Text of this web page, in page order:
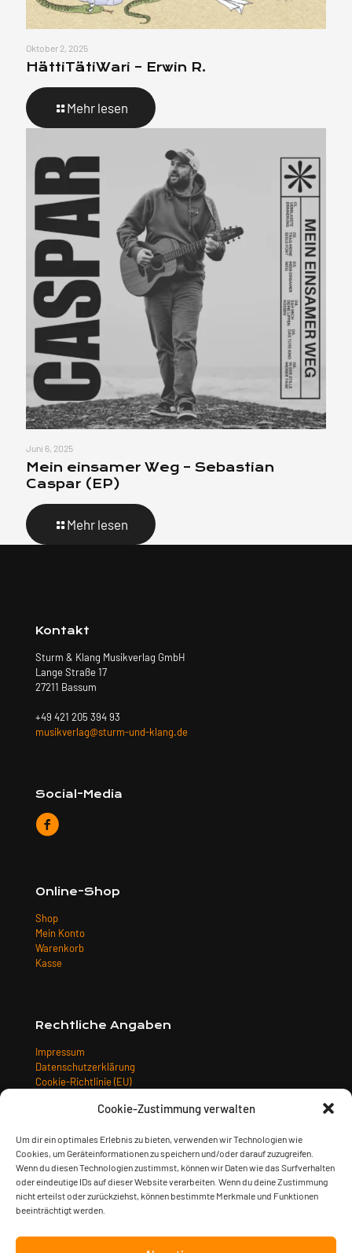
Cookie-Zustimmung verwalten
Um dir ein optimales Erlebnis zu bieten, verwenden wir Technologien wie
Cookies, um Geräteinformationen zu speichern und/oder darauf zuzugreifen.
Wenn du diesen Technologien zustimmst, können wir Daten wie das Surfverhalten
oder eindeutige IDs auf dieser Website verarbeiten. Wenn du deine Zustimmung
nicht erteilst oder zurückziehst, können bestimmte Merkmale und Funktionen
beeinträchtigt werden.
Oktober 2, 2025
HättiTätiWari – Erwin R.
Mehr lesen
Juni 6, 2025
Mein einsamer Weg – Sebastian
Caspar (EP)
Mehr lesen
Kontakt
Sturm & Klang Musikverlag GmbH
Lange Straße 17
27211 Bassum
+49 421 205 394 93
musikverlag@sturm-und-klang.de
Social-Media
Online-Shop
Shop
Mein Konto
Warenkorb
Kasse
Rechtliche Angaben
Impressum
Datenschutzerklärung
Cookie-Richtlinie (EU)
Widerrufsbelehrung
Zahlungsarten